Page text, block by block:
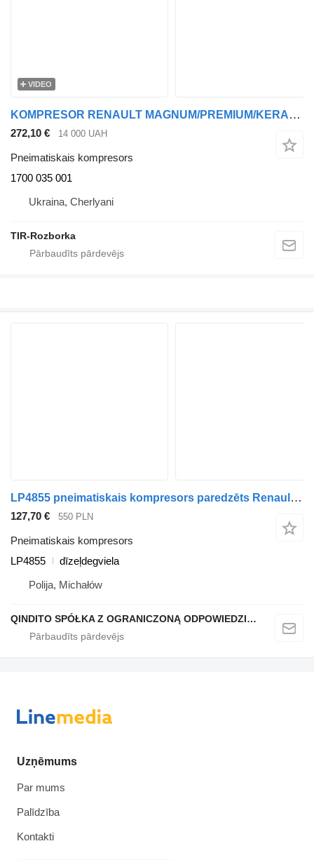
VIDEO
KOMPRESOR RENAULT MAGNUM/PREMIUM/KERAX DXI, VOLVO DXI 1700 035 001 pneimatiskais kompresors paredzēts Renault MAGNUM/PREMIUM vilcēja
272,10 € 14 000 UAH
Pneimatiskais kompresors
1700 035 001
Ukraina, Cherlyani
TIR-Rozborka
LP4855 pneimatiskais kompresors paredzēts Renault PREMIUM DCI vilcēja
127,70 € 550 PLN
Pneimatiskais kompresors
LP4855
dīzeļdegviela
Polija, Michałów
QINDITO SPÓŁKA Z OGRANICZONĄ ODPOWIEDZIALNOŚCIĄ
Uzņēmums
Par mums
Palīdzība
Kontakti